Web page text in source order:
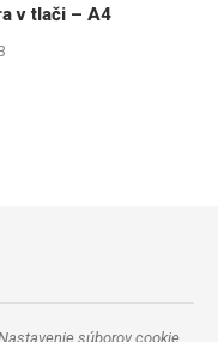
v tlači – A4
súborov cookie